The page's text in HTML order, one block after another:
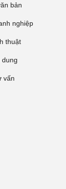
bản
nghiệp
thuật
dung
vấn